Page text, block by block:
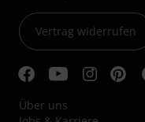
Vertrag widerrufen
Über uns